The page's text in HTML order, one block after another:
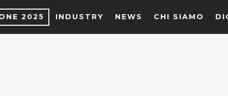
2025 INDUSTRY NEWS CHI SIAMO